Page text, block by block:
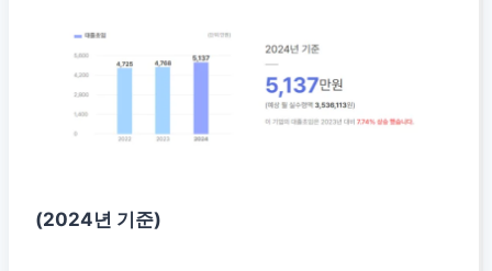
(2024년 기준)